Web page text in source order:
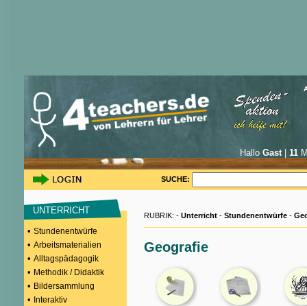
Hallo Gast| 11
SUCHE:
UNTERRICHT
• Stundenentwürfe
• Arbeitsmaterialien
• Alltagspädagogik
• Methodik / Didaktik
• Bildersammlung
• Interaktiv
RUBRIK: - Unterricht - Stundenentwürfe -
Geografie